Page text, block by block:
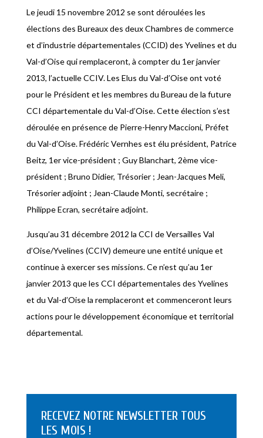
Le jeudi 15 novembre 2012 se sont déroulées les
élections des Bureaux des deux Chambres de commerce
et d’industrie départementales (CCID) des Yvelines et du
Val-d’Oise qui remplaceront, à compter du 1er janvier
2013, l’actuelle CCIV. Les Elus du Val-d’Oise ont voté
pour le Président et les membres du Bureau de la future
CCI départementale du Val-d’Oise. Cette élection s’est
déroulée en présence de Pierre-Henry Maccioni, Préfet
du Val-d’Oise. Frédéric Vernhes est élu président, Patrice
Beitz, 1er vice-président ; Guy Blanchart, 2ème vice-
président ; Bruno Didier, Trésorier ; Jean-Jacques Meli,
Trésorier adjoint ; Jean-Claude Monti, secrétaire ;
Philippe Ecran, secrétaire adjoint.
Jusqu’au 31 décembre 2012 la CCI de Versailles Val
d’Oise/Yvelines (CCIV) demeure une entité unique et
continue à exercer ses missions. Ce n’est qu’au 1er
janvier 2013 que les CCI départementales des Yvelines
et du Val-d’Oise la remplaceront et commenceront leurs
actions pour le développement économique et territorial
départemental.
RECEVEZ NOTRE NEWSLETTER TOUS
LES MOIS !